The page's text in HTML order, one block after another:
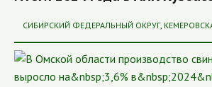
СИБИРСКИЙ ФЕДЕРАЛЬНЫЙ ОКРУГ,